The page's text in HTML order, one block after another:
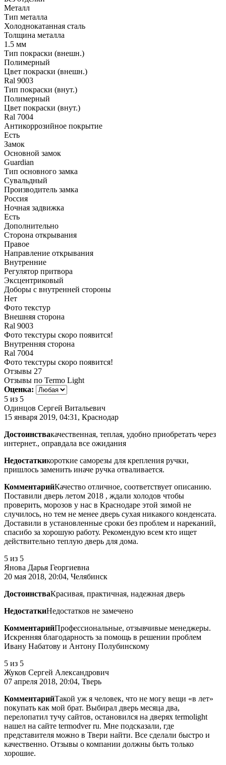
Металл
Тип металла
Холоднокатанная сталь
Толщина металла
1.5 мм
Тип покраски (внешн.)
Полимерный
Цвет покраски (внешн.)
Ral 9003
Тип покраски (внут.)
Полимерный
Цвет покраски (внут.)
Ral 7004
Антикоррозийное покрытие
Есть
Замок
Основной замок
Guardian
Тип основного замка
Сувальдный
Производитель замка
Россия
Ночная задвижка
Есть
Дополнительно
Сторона открывания
Правое
Направление открывания
Внутренние
Регулятор притвора
Эксцентриковый
Доборы с внутренней стороны
Нет
Фото текстур
Внешняя сторона
Ral 9003
Фото текстуры скоро появится!
Внутренняя сторона
Ral 7004
Фото текстуры скоро появится!
Отзывы 27
Отзывы по Termo Light
Оценка:
5 из 5
Одинцов Сергей Витальевич
15 января 2019, 04:31, Краснодар
Достоинствакачественная, теплая, удобно приобретать через
интернет., оправдала все ожидания
Недостаткикороткие саморезы для крепления ручки,
пришлось заменить иначе ручка отваливается.
КомментарийКачество отличное, соответствует описанию.
Поставили дверь летом 2018 , ждали холодов чтобы
проверить, морозов у нас в Краснодаре этой зимой не
случилось, но тем не менее дверь сухая никакого конденсата.
Доставили в установленные сроки без проблем и нареканий,
спасибо за хорошую работу. Рекомендую всем кто ищет
действительно теплую дверь для дома.
5 из 5
Янова Дарья Георгиевна
20 мая 2018, 20:04, Челябинск
ДостоинстваКрасивая, практичная, надежная дверь
НедостаткиНедостатков не замечено
КомментарийПрофессиональные, отзывчивые менеджеры.
Искренняя благодарность за помощь в решении проблем
Ивану Набатову и Антону Полубинскому
5 из 5
Жуков Сергей Александрович
07 апреля 2018, 20:04, Тверь
КомментарийТакой уж я человек, что не могу вещи «в лет»
покупать как мой брат. Выбирал дверь месяца два,
перелопатил тучу сайтов, остановился на дверях termolight
нашел на сайте termodver ru. Мне подсказали, где
представителя можно в Твери найти. Все сделали быстро и
качественно. Отзывы о компании должны быть только
хорошие.